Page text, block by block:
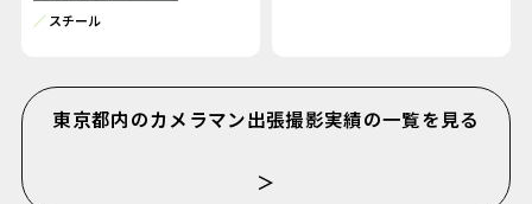
スチール
東京都内のカメラマン出張撮影実績の一覧を見る
＞